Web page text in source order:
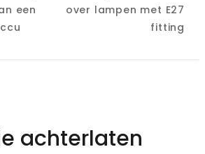
een
over lampen met E27
fitting
achterlaten